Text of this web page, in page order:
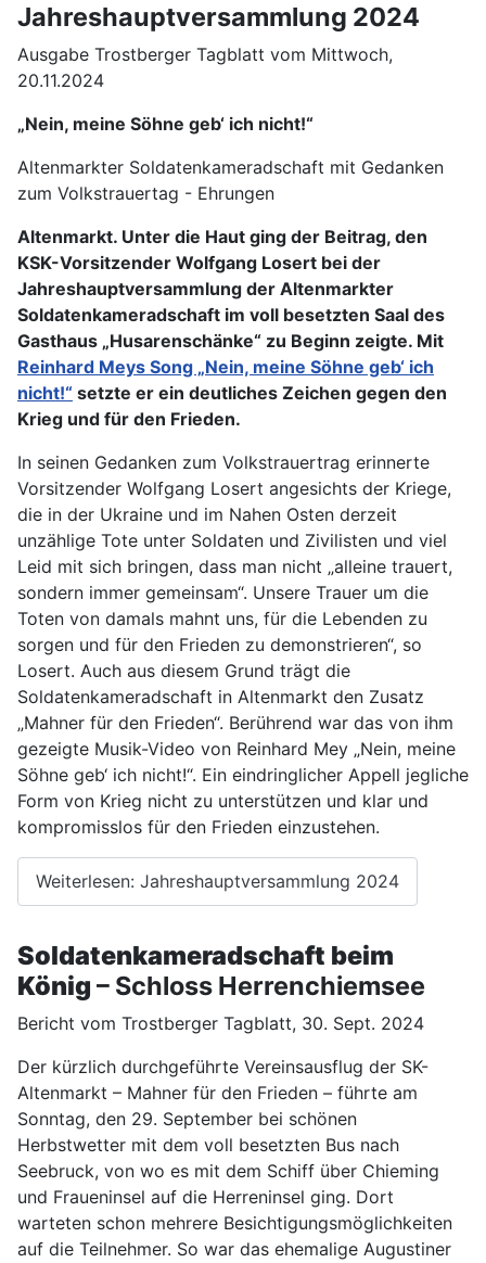
Jahreshauptversammlung 2024
Ausgabe Trostberger Tagblatt vom Mittwoch,
20.11.2024
„Nein, meine Söhne geb‘ ich nicht!“
Altenmarkter Soldatenkameradschaft mit Gedanken
zum Volkstrauertag - Ehrungen
Altenmarkt. Unter die Haut ging der Beitrag, den
KSK-Vorsitzender Wolfgang Losert bei der
Jahreshauptversammlung der Altenmarkter
Soldatenkameradschaft im voll besetzten Saal des
Gasthaus „Husarenschänke“ zu Beginn zeigte. Mit
Reinhard Meys Song „Nein, meine Söhne geb‘ ich
nicht!“ setzte er ein deutliches Zeichen gegen den
Krieg und für den Frieden.
In seinen Gedanken zum Volkstrauertrag erinnerte
Vorsitzender Wolfgang Losert angesichts der Kriege,
die in der Ukraine und im Nahen Osten derzeit
unzählige Tote unter Soldaten und Zivilisten und viel
Leid mit sich bringen, dass man nicht „alleine trauert,
sondern immer gemeinsam“. Unsere Trauer um die
Toten von damals mahnt uns, für die Lebenden zu
sorgen und für den Frieden zu demonstrieren“, so
Losert. Auch aus diesem Grund trägt die
Soldatenkameradschaft in Altenmarkt den Zusatz
„Mahner für den Frieden“. Berührend war das von ihm
gezeigte Musik-Video von Reinhard Mey „Nein, meine
Söhne geb‘ ich nicht!“. Ein eindringlicher Appell jegliche
Form von Krieg nicht zu unterstützen und klar und
kompromisslos für den Frieden einzustehen.
Weiterlesen: Jahreshauptversammlung 2024
Soldatenkameradschaft beim
König – Schloss Herrenchiemsee
Bericht vom Trostberger Tagblatt, 30. Sept. 2024
Der kürzlich durchgeführte Vereinsausflug der SK-
Altenmarkt – Mahner für den Frieden – führte am
Sonntag, den 29. September bei schönen
Herbstwetter mit dem voll besetzten Bus nach
Seebruck, von wo es mit dem Schiff über Chieming
und Fraueninsel auf die Herreninsel ging. Dort
warteten schon mehrere Besichtigungsmöglichkeiten
auf die Teilnehmer. So war das ehemalige Augustiner